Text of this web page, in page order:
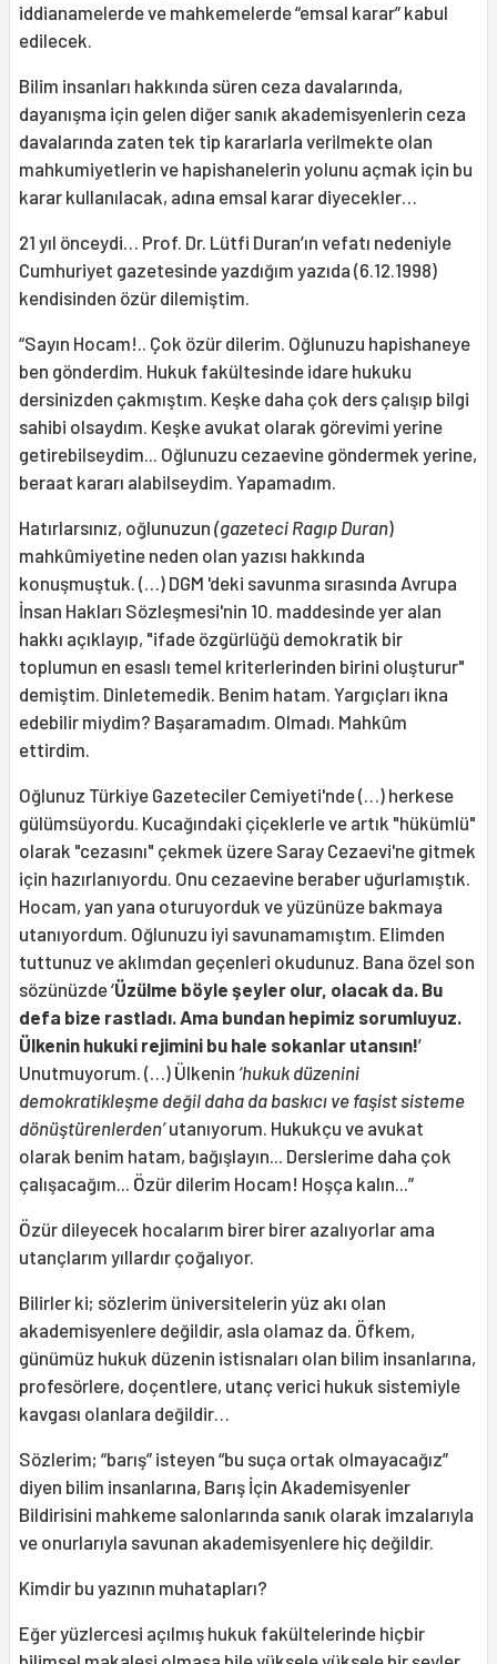
iddianamelerde ve mahkemelerde “emsal karar” kabul
edilecek.
Bilim insanları hakkında süren ceza davalarında,
dayanışma için gelen diğer sanık akademisyenlerin ceza
davalarında zaten tek tip kararlarla verilmekte olan
mahkumiyetlerin ve hapishanelerin yolunu açmak için bu
karar kullanılacak, adına emsal karar diyecekler…
21 yıl önceydi… Prof. Dr. Lütfi Duran’ın vefatı nedeniyle
Cumhuriyet gazetesinde yazdığım yazıda (6.12.1998)
kendisinden özür dilemiştim.
“Sayın Hocam!.. Çok özür dilerim. Oğlunuzu hapishaneye
ben gönderdim. Hukuk fakültesinde idare hukuku
dersinizden çakmıştım. Keşke daha çok ders çalışıp bilgi
sahibi olsaydım. Keşke avukat olarak görevimi yerine
getirebilseydim... Oğlunuzu cezaevine göndermek yerine,
beraat kararı alabilseydim. Yapamadım.
Hatırlarsınız, oğlunuzun (gazeteci Ragıp Duran)
mahkûmiyetine neden olan yazısı hakkında
konuşmuştuk. (…) DGM 'deki savunma sırasında Avrupa
İnsan Hakları Sözleşmesi'nin 10. maddesinde yer alan
hakkı açıklayıp, "ifade özgürlüğü demokratik bir
toplumun en esaslı temel kriterlerinden birini oluşturur"
demiştim. Dinletemedik. Benim hatam. Yargıçları ikna
edebilir miydim? Başaramadım. Olmadı. Mahkûm
ettirdim.
Oğlunuz Türkiye Gazeteciler Cemiyeti'nde (…) herkese
gülümsüyordu. Kucağındaki çiçeklerle ve artık "hükümlü"
olarak "cezasını" çekmek üzere Saray Cezaevi'ne gitmek
için hazırlanıyordu. Onu cezaevine beraber uğurlamıştık.
Hocam, yan yana oturuyorduk ve yüzünüze bakmaya
utanıyordum. Oğlunuzu iyi savunamamıştım. Elimden
tuttunuz ve aklımdan geçenleri okudunuz. Bana özel son
sözünüzde ‘Üzülme böyle şeyler olur, olacak da. Bu
defa bize rastladı. Ama bundan hepimiz sorumluyuz.
Ülkenin hukuki rejimini bu hale sokanlar utansın!’
Unutmuyorum. (…) Ülkenin ‘hukuk düzenini
demokratikleşme değil daha da baskıcı ve faşist sisteme
dönüştürenlerden’utanıyorum. Hukukçu ve avukat
olarak benim hatam, bağışlayın... Derslerime daha çok
çalışacağım... Özür dilerim Hocam! Hoşça kalın...”
Özür dileyecek hocalarım birer birer azalıyorlar ama
utançlarım yıllardır çoğalıyor.
Bilirler ki; sözlerim üniversitelerin yüz akı olan
akademisyenlere değildir, asla olamaz da. Öfkem,
günümüz hukuk düzenin istisnaları olan bilim insanlarına,
profesörlere, doçentlere, utanç verici hukuk sistemiyle
kavgası olanlara değildir…
Sözlerim; “barış” isteyen “bu suça ortak olmayacağız”
diyen bilim insanlarına, Barış İçin Akademisyenler
Bildirisini mahkeme salonlarında sanık olarak imzalarıyla
ve onurlarıyla savunan akademisyenlere hiç değildir.
Kimdir bu yazının muhatapları?
Eğer yüzlercesi açılmış hukuk fakültelerinde hiçbir